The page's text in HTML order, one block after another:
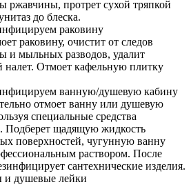
ржавчины, протрет сухой тряпкой
до блеска.
раковину
раковину, очистит от следов
и мыльных разводов, удалит
налет. Отмоет кафельную плитку
ванную/душевую кабину
отмоет ванну или душевую
специальные средства
Подберет щадящую жидкость
поверхностей, чугунную ванну
раствором. После
сантехнические изделия.
душевые лейки